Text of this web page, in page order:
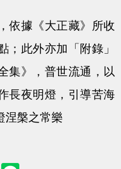
依據《大正藏》所收
；此外亦加「附錄」
集》，普世流通，以
長夜明燈，引導苦海
涅槃之常樂